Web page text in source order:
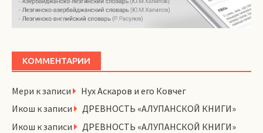
КОММЕНТАРИИ
Мери к записи
Нух Аскаров и его Ковчег
Икош к записи
ДРЕВНОСТЬ «АЛУПАНСКОЙ КНИГИ»
Икош к записи
ДРЕВНОСТЬ «АЛУПАНСКОЙ КНИГИ»